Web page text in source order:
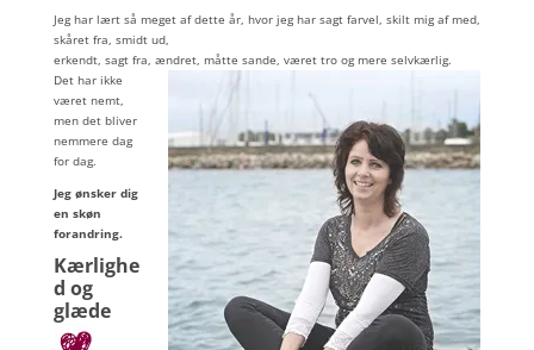
Jeg har lært så meget af dette år, hvor jeg har sagt farvel, skilt mig af med,
skåret fra, smidt ud,
erkendt, sagt fra, ændret, måtte sande, været tro og mere selvkærlig.
Det har ikke
været nemt,
men det bliver
nemmere dag
for dag.
Jeg ønsker dig
en skøn
forandring.
Kærlighe
d og
glæde